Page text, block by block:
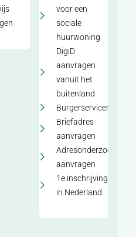
voor een
sociale
huurwoning
DigiD
aanvragen
vanuit het
buitenland
Burgerservicenummer
Briefadres
aanvragen
Adresonderzoek
aanvragen
1e inschrijving
in Nederland